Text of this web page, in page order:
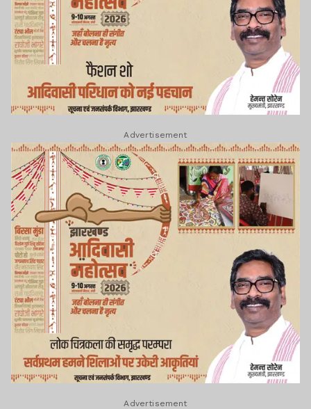
Advertisement
Advertisement